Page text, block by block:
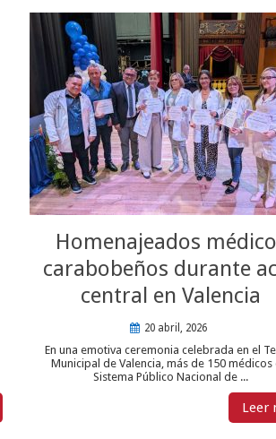
Homenajeados
carabobeños durante
central en Valencia
20 abril, 2026
En una emotiva ceremonia celebrada en el
Municipal de Valencia, más de 150 médicos
Sistema Público Nacional de ...
Leer